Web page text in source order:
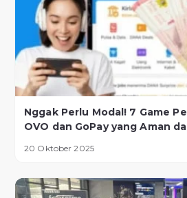
Nggak Perlu Modal! 7 Game
OVO dan GoPay yang Aman
20 Oktober 2025